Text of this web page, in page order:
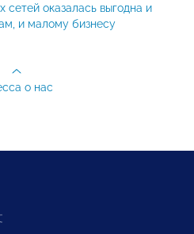
сетей оказалась выгодна и
и малому бизнесу
о нас